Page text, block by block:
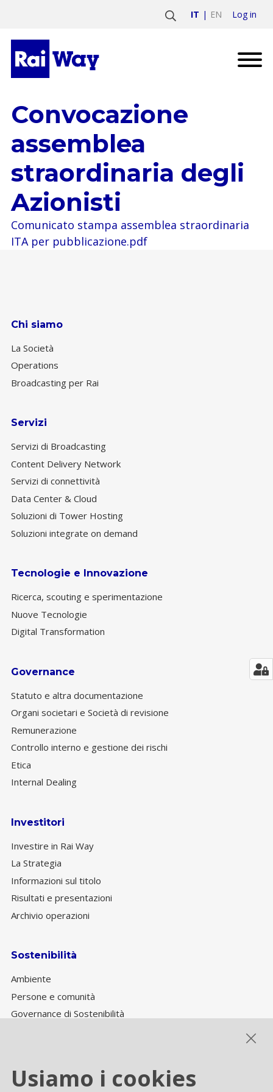
IT EN Log in
Convocazione
assemblea
straordinaria degli
Azionisti
Comunicato stampa assemblea straordinaria
ITA per pubblicazione.pdf
Chi siamo
La Società
Operations
Broadcasting per Rai
Servizi
Servizi di Broadcasting
Content Delivery Network
Servizi di connettività
Data Center & Cloud
Soluzioni di Tower Hosting
Soluzioni integrate on demand
Tecnologie e Innovazione
Ricerca, scouting e sperimentazione
Nuove Tecnologie
Digital Transformation
Governance
Statuto e altra documentazione
Organi societari e Società di revisione
Remunerazione
Controllo interno e gestione dei rischi
Etica
Internal Dealing
Investitori
Investire in Rai Way
La Strategia
Informazioni sul titolo
Risultati e presentazioni
Archivio operazioni
Sostenibilità
Ambiente
Persone e comunità
Governance di Sostenibilità
Usiamo i cookies